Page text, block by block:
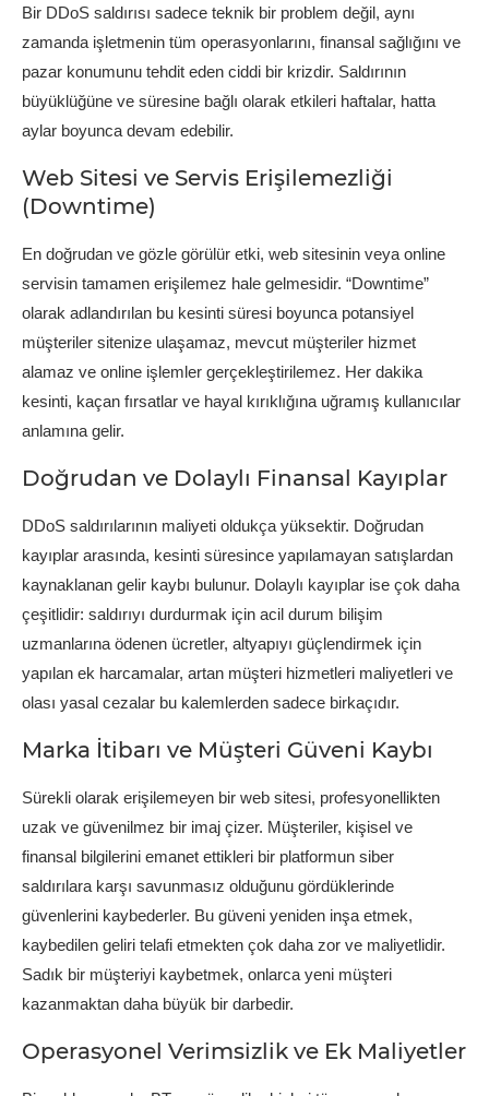
Bir DDoS saldırısı sadece teknik bir problem değil, aynı
zamanda işletmenin tüm operasyonlarını, finansal sağlığını ve
pazar konumunu tehdit eden ciddi bir krizdir. Saldırının
büyüklüğüne ve süresine bağlı olarak etkileri haftalar, hatta
aylar boyunca devam edebilir.
Web Sitesi ve Servis Erişilemezliği
(Downtime)
En doğrudan ve gözle görülür etki, web sitesinin veya online
servisin tamamen erişilemez hale gelmesidir. “Downtime”
olarak adlandırılan bu kesinti süresi boyunca potansiyel
müşteriler sitenize ulaşamaz, mevcut müşteriler hizmet
alamaz ve online işlemler gerçekleştirilemez. Her dakika
kesinti, kaçan fırsatlar ve hayal kırıklığına uğramış kullanıcılar
anlamına gelir.
Doğrudan ve Dolaylı Finansal Kayıplar
DDoS saldırılarının maliyeti oldukça yüksektir. Doğrudan
kayıplar arasında, kesinti süresince yapılamayan satışlardan
kaynaklanan gelir kaybı bulunur. Dolaylı kayıplar ise çok daha
çeşitlidir: saldırıyı durdurmak için acil durum bilişim
uzmanlarına ödenen ücretler, altyapıyı güçlendirmek için
yapılan ek harcamalar, artan müşteri hizmetleri maliyetleri ve
olası yasal cezalar bu kalemlerden sadece birkaçıdır.
Marka İtibarı ve Müşteri Güveni Kaybı
Sürekli olarak erişilemeyen bir web sitesi, profesyonellikten
uzak ve güvenilmez bir imaj çizer. Müşteriler, kişisel ve
finansal bilgilerini emanet ettikleri bir platformun siber
saldırılara karşı savunmasız olduğunu gördüklerinde
güvenlerini kaybederler. Bu güveni yeniden inşa etmek,
kaybedilen geliri telafi etmekten çok daha zor ve maliyetlidir.
Sadık bir müşteriyi kaybetmek, onlarca yeni müşteri
kazanmaktan daha büyük bir darbedir.
Operasyonel Verimsizlik ve Ek Maliyetler